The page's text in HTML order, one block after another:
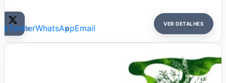
TwitterWhatsAppEmail VER DETALHES